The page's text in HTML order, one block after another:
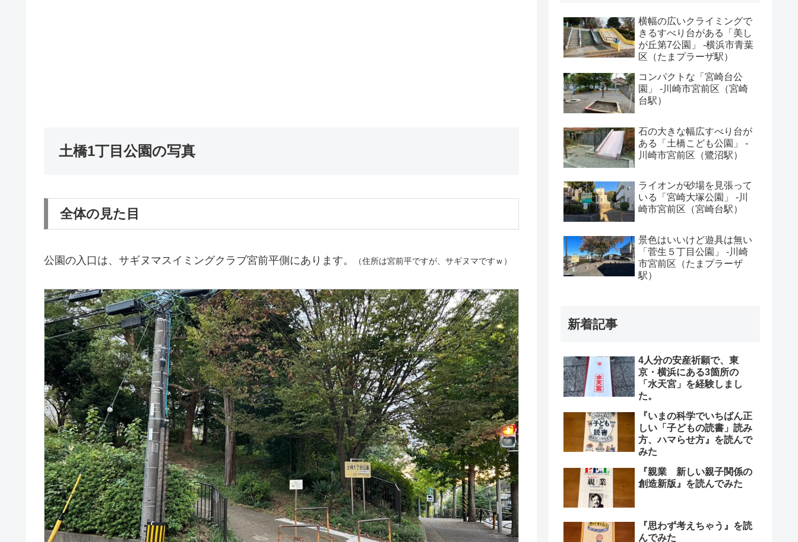
土橋1丁目公園の写真
全体の見た目
公園の入口は、サギヌマスイミングクラブ宮前平側にあります。 （住所は宮前平ですが、サギヌマですｗ）
横幅の広いクライミングで
きるすべり台がある「美し
が丘第7公園」 -横浜市青葉
区（たまプラーザ駅）
コンパクトな「宮崎台公
園」 -川崎市宮前区（宮崎
台駅）
石の大きな幅広すべり台が
ある「土橋こども公園」 -
川崎市宮前区（鷺沼駅）
ライオンが砂場を見張って
いる「宮崎大塚公園」 -川
崎市宮前区（宮崎台駅）
景色はいいけど遊具は無い
「菅生５丁目公園」 -川崎
市宮前区（たまプラーザ
駅）
新着記事
4人分の安産祈願で、東
京・横浜にある3箇所の
「水天宮」を経験しまし
た。
『いまの科学でいちばん正
しい「子どもの読書」読み
方、ハマらせ方』を読んで
みた
『親業 新しい親子関係の
創造新版』を読んでみた
『思わず考えちゃう』を読
んでみた